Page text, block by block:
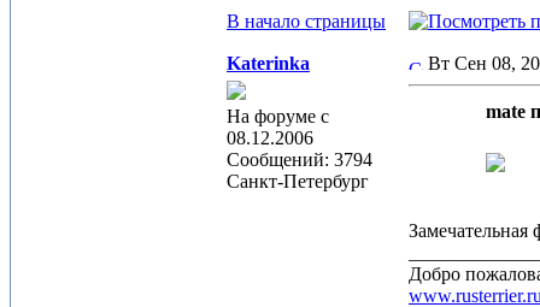
В начало страницы
Katerinka
На форуме с
08.12.2006
Сообщений: 3794
Санкт-Петербург
Вт Сен 08,
mate
Замечательная
Добро